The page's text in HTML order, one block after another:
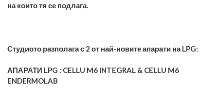
на които тя се подлага.
Студиото разполага с 2 от най-новите апарати на LPG:
АПАРАТИ LPG : CELLU M6 INTEGRAL & CELLU M6
ENDERMOLAB